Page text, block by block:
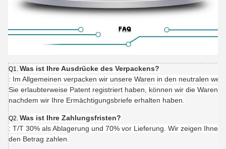
Q1. Was ist Ihre Ausdrücke des Verpackens?
: Im Allgemeinen verpacken wir unsere Waren in den neutralen
Sie erlaubterweise Patent registriert haben, können wir die Waren
nachdem wir Ihre Ermächtigungsbriefe erhalten haben.
Q2. Was ist Ihre Zahlungsfristen?
: T/T 30% als Ablagerung und 70% vor Lieferung. Wir zeigen
den Betrag zahlen.